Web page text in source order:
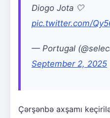
Diogo Jota 🤍
pic.twitter.com/
— Portugal
September 2, 2025
Çərşənbə axşamı